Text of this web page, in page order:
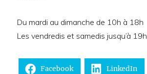
Du mardi au dimanche de 10h à 18h
Les vendredis et samedis jusqu’à 19h
Facebook LinkedIn